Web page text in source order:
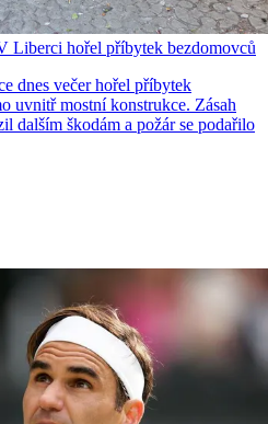
Liberci hořel příbytek bezdomovců
dnes večer hořel příbytek
uvnitř mostní konstrukce. Zásah
dalším škodám a požár se podařilo